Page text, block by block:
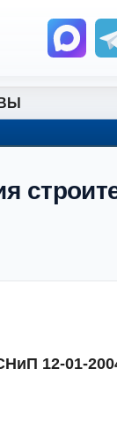
12-01-